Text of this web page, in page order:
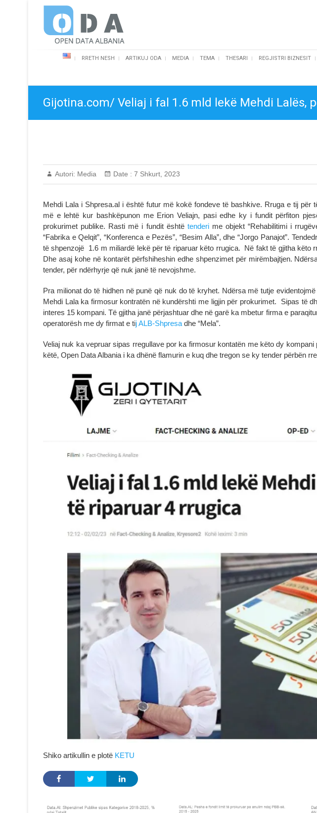
Open Data Albania
RRETH NESH ARTIKUJ ODA MEDIA TEMA THESARI REGJISTRI BIZNESIT
Gijotina.com/ Veliaj i fal 1.6 mld lekë Mehdi Lalës,
Autori: Media Date : 7 Shkurt, 2023
Mehdi Lala i Shpresa.al i është futur më kokë fondeve të bashkive. Rruga e tij për
më e lehtë kur bashkëpunon me Erion Veliajn, pasi edhe ky i fundit përfiton
prokurimet publike. Rasti më i fundit është tenderime objekt “Rehabilitimi i
“Fabrika e Qelqit”, “Konferenca e Pezës”, “Besim Alla”, dhe “Jorgo Panajot”.
të shpenzojë 1.6 m miliardë lekë për të riparuar këto rrugica. Në fakt të gjitha këto
Dhe asaj kohe në kontarët përfshiheshin edhe shpenzimet për mirëmbajtjen.
tender, për ndërhyrje që nuk janë të nevojshme.
Pra milionat do të hidhen në punë që nuk do të kryhet. Ndërsa më tutje
Mehdi Lala ka firmosur kontratën në kundërshti me ligjin për prokurimet. Sipas të
interes 15 kompani. Të gjitha janë përjashtuar dhe në garë ka mbetur firma e
operatorësh me dy firmat e tij ALB-Shpresa dhe “Mela”.
Veliaj nuk ka vepruar sipas rregullave por ka firmosur kontatën me këto dy
këtë, Open Data Albania i ka dhënë flamurin e kuq dhe tregon se ky tender përbën
Shiko artikullin e plotë KETU